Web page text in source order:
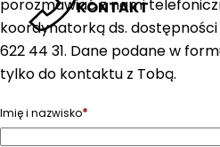
KONTAKT
porozmawiać z nami
koordynatorką ds.
622 44 31. Dane podane w
tylko do kontaktu z Tobą.
Imię i nazwisko*